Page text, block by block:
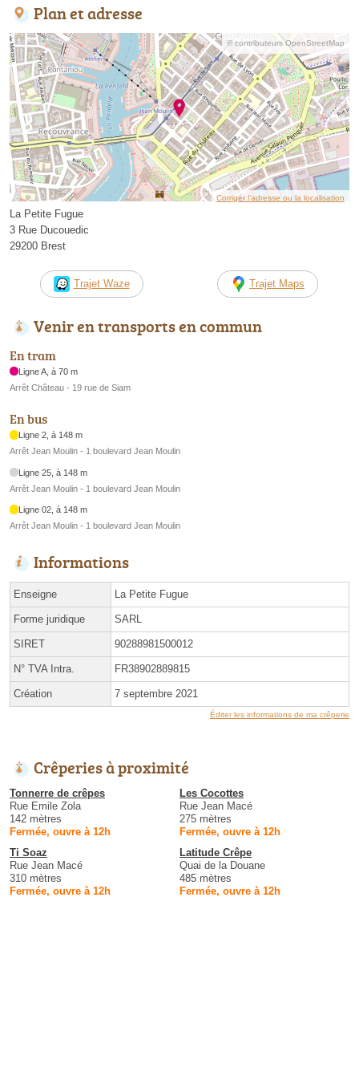
Plan et adresse
© contributeurs OpenStreetMap
Corriger l’adresse ou la localisation
La Petite Fugue
3 Rue Ducouedic
29200 Brest
Trajet Waze Trajet Maps
Venir en transports en commun
En tram
Ligne A, à 70 m
Arrêt Château - 19 rue de Siam
En bus
Ligne 2, à 148 m
Arrêt Jean Moulin - 1 boulevard Jean Moulin
Ligne 25, à 148 m
Arrêt Jean Moulin - 1 boulevard Jean Moulin
Ligne 02, à 148 m
Arrêt Jean Moulin - 1 boulevard Jean Moulin
Informations
Enseigne La Petite Fugue
Forme juridique SARL
SIRET 90288981500012
N° TVA Intra. FR38902889815
Création 7 septembre 2021
Éditer les informations de ma crêperie
Crêperies à proximité
Tonnerre de crêpes
Rue Emile Zola
142 mètres
Fermée, ouvre à 12h
Les Cocottes
Rue Jean Macé
275 mètres
Fermée, ouvre à 12h
Ti Soaz
Rue Jean Macé
310 mètres
Fermée, ouvre à 12h
Latitude Crêpe
Quai de la Douane
485 mètres
Fermée, ouvre à 12h